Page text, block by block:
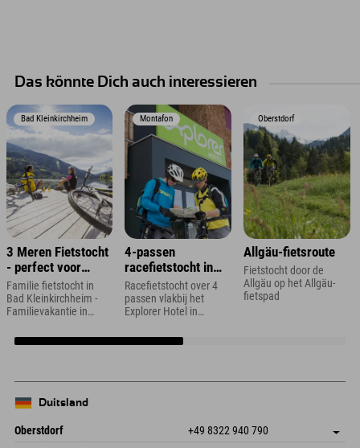
Das könnte Dich auch interessieren
Bad Kleinkirchheim
3 Meren Fietstocht
- perfect voor
gezinnen
Familie fietstocht in
Bad Kleinkirchheim -
Familievakantie in
Montafon
4-passen
racefietstocht in
Vorarlberg
Racefietstocht over 4
passen vlakbij het
Explorer Hotel in
Oberstdorf
Allgäu-fietsroute
Fietstocht door de
Allgäu op het Allgäu-
fietspad
Duitsland
Oberstdorf +49 8322 940 790